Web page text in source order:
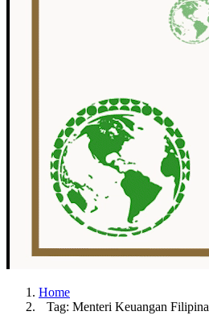
Home
Tag: Menteri Keuangan Filipina